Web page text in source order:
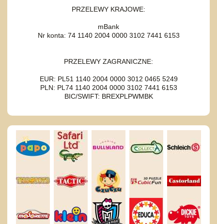
PRZELEWY KRAJOWE:
mBank
Nr konta: 74 1140 2004 0000 3102 7441 6153
PRZELEWY ZAGRANICZNE:
EUR: PL51 1140 2004 0000 3012 0465 5249
PLN: PL74 1140 2004 0000 3102 7441 6153
BIC/SWIFT: BREXPLPWMBK